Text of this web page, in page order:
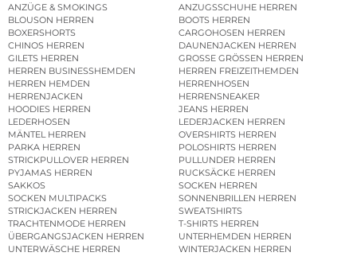
ANZÜGE & SMOKINGS
ANZUGSSCHUHE HERREN
BLOUSON HERREN
BOOTS HERREN
BOXERSHORTS
CARGOHOSEN HERREN
CHINOS HERREN
DAUNENJACKEN HERREN
GILETS HERREN
GROSSE GRÖSSEN HERREN
HERREN BUSINESSHEMDEN
HERREN FREIZEITHEMDEN
HERREN HEMDEN
HERRENHOSEN
HERRENJACKEN
HERRENSNEAKER
HOODIES HERREN
JEANS HERREN
LEDERHOSEN
LEDERJACKEN HERREN
MÄNTEL HERREN
OVERSHIRTS HERREN
PARKA HERREN
POLOSHIRTS HERREN
STRICKPULLOVER HERREN
PULLUNDER HERREN
PYJAMAS HERREN
RUCKSÄCKE HERREN
SAKKOS
SOCKEN HERREN
SOCKEN MULTIPACKS
SONNENBRILLEN HERREN
STRICKJACKEN HERREN
SWEATSHIRTS
TRACHTENMODE HERREN
T-SHIRTS HERREN
ÜBERGANGSJACKEN HERREN
UNTERHEMDEN HERREN
UNTERWÄSCHE HERREN
WINTERJACKEN HERREN